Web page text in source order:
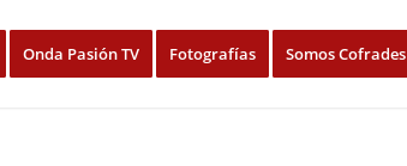
Onda Pasión TV Fotografías Somos Cofrades